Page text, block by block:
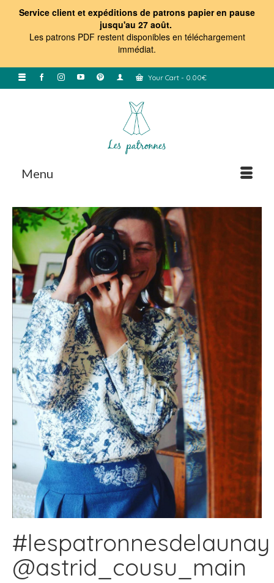
Service client et expéditions de patrons papier en pause
jusqu'au 27 août.
Les patrons PDF restent disponibles en téléchargement
immédiat.
Your Cart - 0.00€
Menu
#lespatronnesdelaunay
@astrid_cousu_main